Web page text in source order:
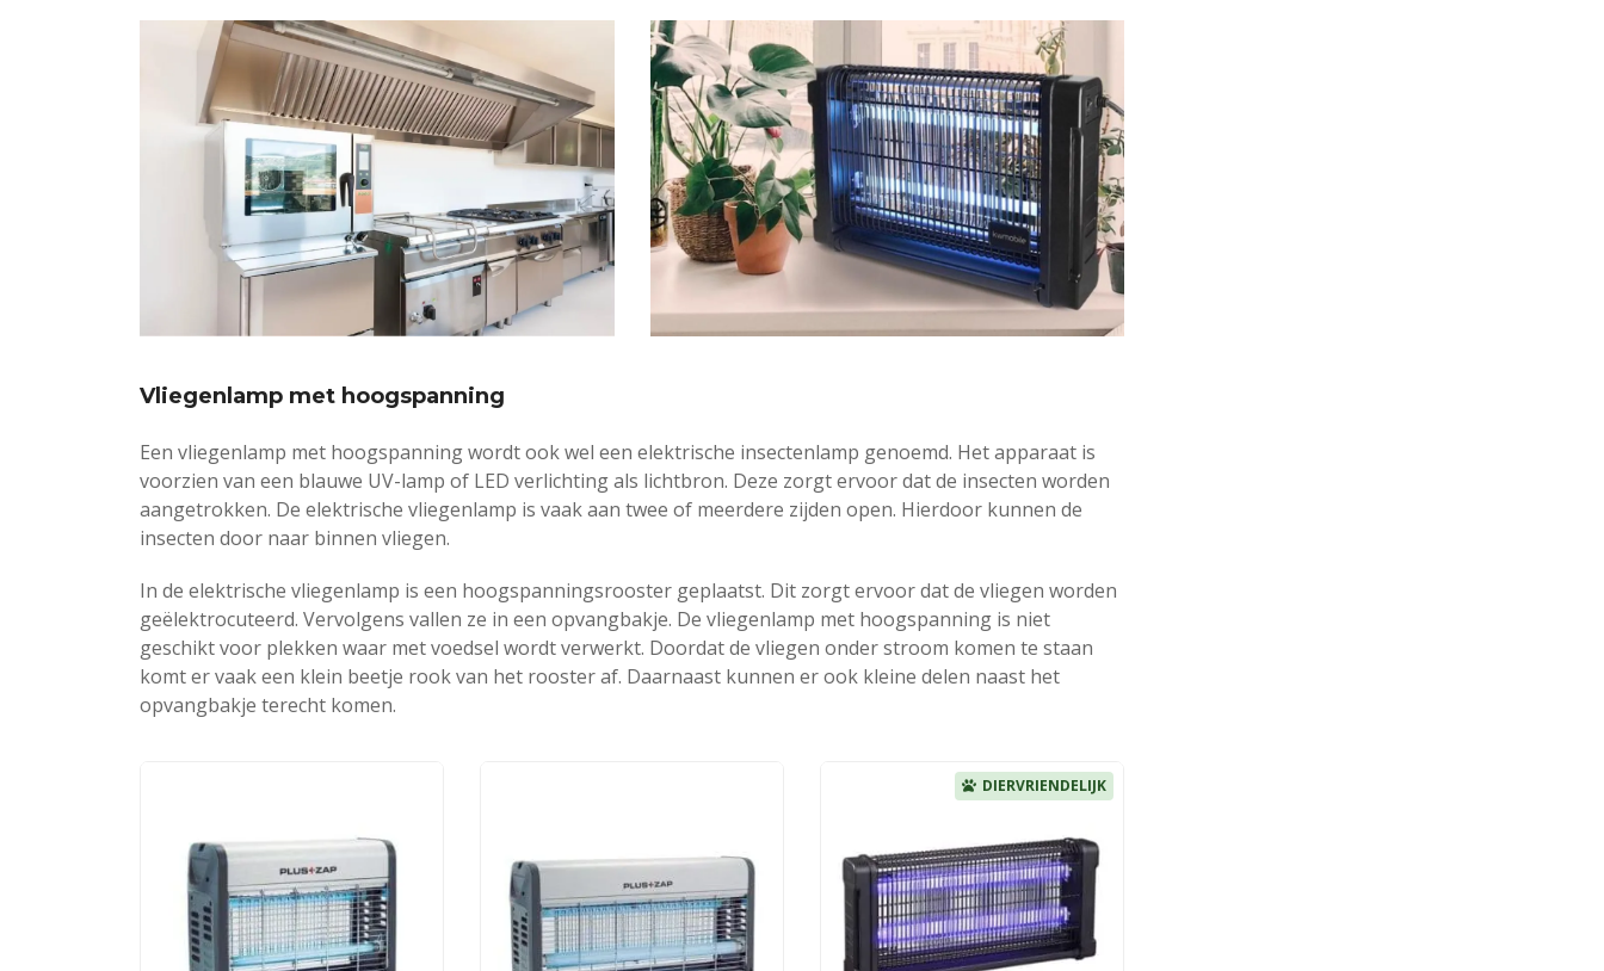
Vliegenlamp met hoogspanning
Een vliegenlamp met hoogspanning wordt ook wel een elektrische insectenlamp genoemd. Het apparaat is
voorzien van een blauwe UV-lamp of LED verlichting als lichtbron. Deze zorgt ervoor dat de insecten worden
aangetrokken. De elektrische vliegenlamp is vaak aan twee of meerdere zijden open. Hierdoor kunnen de
insecten door naar binnen vliegen.
In de elektrische vliegenlamp is een hoogspanningsrooster geplaatst. Dit zorgt ervoor dat de vliegen worden
geëlektrocuteerd. Vervolgens vallen ze in een opvangbakje. De vliegenlamp met hoogspanning is niet
geschikt voor plekken waar met voedsel wordt verwerkt. Doordat de vliegen onder stroom komen te staan
komt er vaak een klein beetje rook van het rooster af. Daarnaast kunnen er ook kleine delen naast het
opvangbakje terecht komen.
DIERVRIENDELIJK